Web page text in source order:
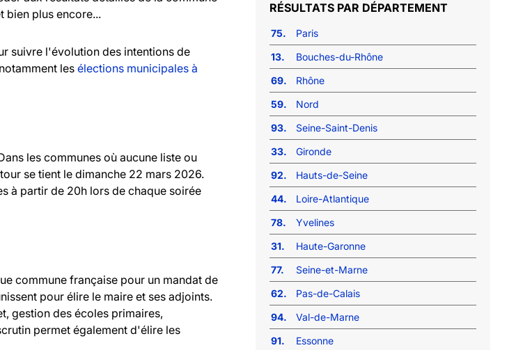
bien plus encore...
suivre l'évolution des intentions de
les élections municipales à
les communes où aucune liste ou
se tient le dimanche 22 mars 2026.
à partir de 20h lors de chaque soirée
commune française pour un mandat de
pour élire le maire et ses adjoints.
gestion des écoles primaires,
permet également d'élire les
RÉSULTATS PAR DÉPARTEMENT
75.
Paris
13.
Bouches-du-Rhône
69.
Rhône
59.
Nord
93.
Seine-Saint-Denis
33.
Gironde
92.
Hauts-de-Seine
44.
Loire-Atlantique
78.
Yvelines
31.
Haute-Garonne
77.
Seine-et-Marne
62.
Pas-de-Calais
94.
Val-de-Marne
91.
Essonne